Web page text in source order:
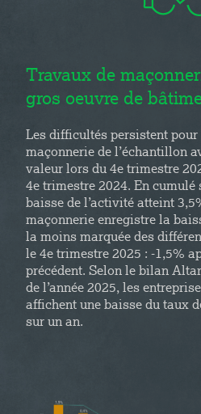
Travaux de
gros oeuvre de
Les difficultés persistent pour
maçonnerie de l’échantillon
valeur lors du 4e trimestre
4e trimestre 2024. En cumulé
baisse de l’activité atteint
maçonnerie enregistre la
la moins marquée des
le 4e trimestre 2025 : -1,5%
précédent. Selon le bilan
de l’année 2025, les
affichent une baisse du taux
sur un an.